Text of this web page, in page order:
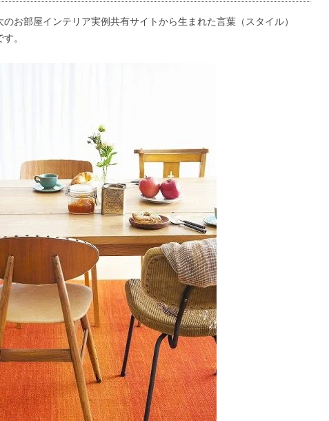
お部屋インテリア実例共有サイトから生まれた言葉（スタイル）
。